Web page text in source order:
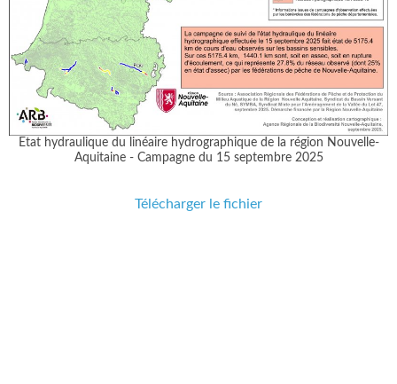
Etat hydraulique du linéaire hydrographique de la région Nouvelle-
Aquitaine - Campagne du 15 septembre 2025
Télécharger le fichier